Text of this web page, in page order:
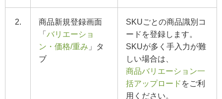
2.
商品新規登録画面
「 バリエーショ
ン・価格/重み 」タ
ブ
SKUごとの商品識別コ
ードを登録します。
SKUが多く手入力が難
しい場合は、
商品バリエーション一
括アップロード をご利
用ください。